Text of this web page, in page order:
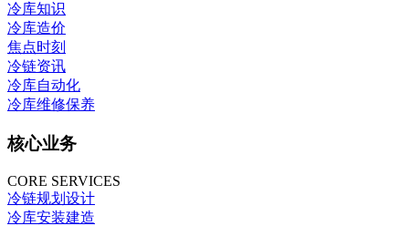
冷库知识
冷库造价
焦点时刻
冷链资讯
冷库自动化
冷库维修保养
核心业务
CORE SERVICES
冷链规划设计
冷库安装建造